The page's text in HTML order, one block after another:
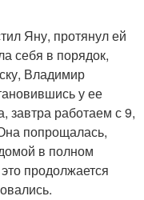
Яну, протянул ей
себя в порядок,
Владимир
у ее
завтра работаем с 9,
попрощалась,
в полном
продолжается